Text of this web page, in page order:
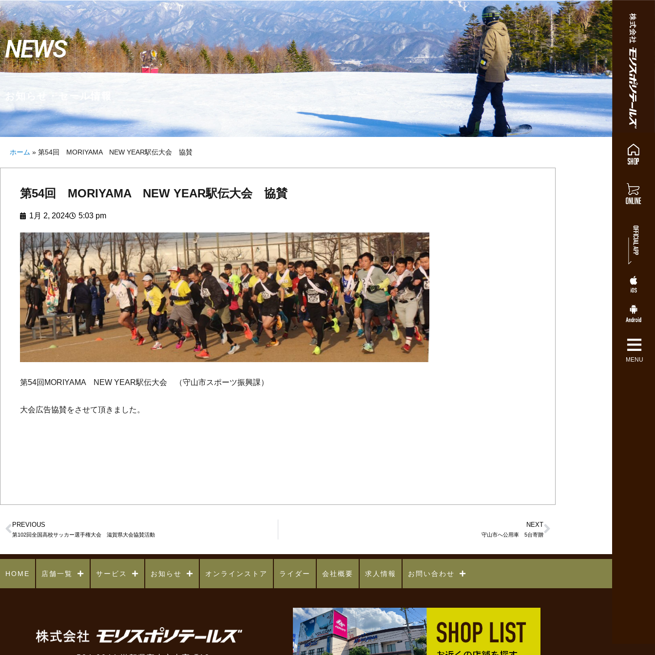
≡
MENU
NEWS
お知らせ・セール情報
ホーム » 第54回 MORIYAMA NEW YEAR駅伝大会 協賛
第54回 MORIYAMA NEW YEAR駅伝大会 協賛
1月 2, 2024 5:03 pm
第54回MORIYAMA NEW YEAR駅伝大会 （守山市スポーツ振興課）
大会広告協賛をさせて頂きました。
PREVIOUS
第102回全国高校サッカー選手権大会 滋賀県大会協賛活動
NEXT
守山市へ公用車 5台寄贈
HOME 店舗一覧 サービス お知らせ オンラインストア ライダー 会社概要 求人情報 お問い合わせ